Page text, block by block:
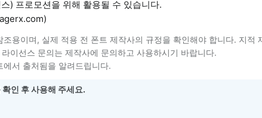
) 프로모션을 위해 활용될 수 있습니다.
용이며, 실제 적용 전 폰트 제작사의 규정을 확인해야 합니다. 지적
이선스 문의는 제작사에 문의하고 사용하시기 바랍니다.
서 출처됨을 알려드립니다.
인 후 사용해 주세요.